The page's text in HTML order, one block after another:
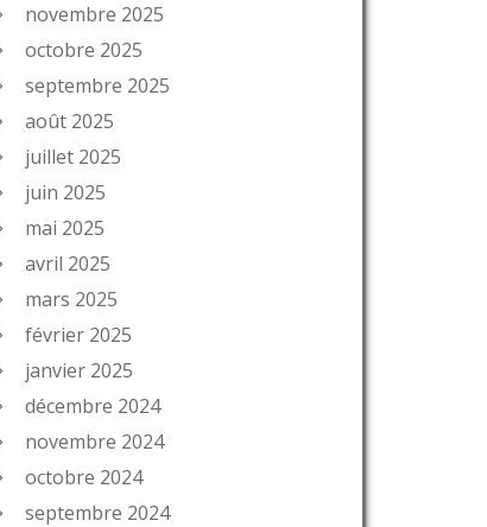
novembre 2025
octobre 2025
septembre 2025
août 2025
juillet 2025
juin 2025
mai 2025
avril 2025
mars 2025
février 2025
janvier 2025
décembre 2024
novembre 2024
octobre 2024
septembre 2024